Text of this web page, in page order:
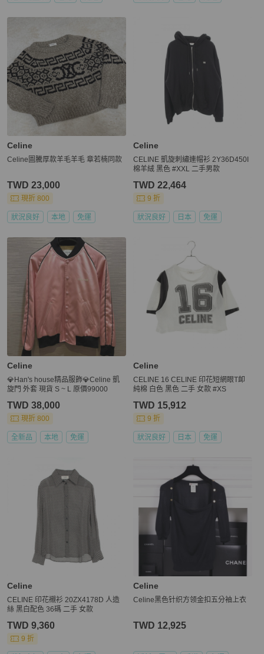
Celine
Celine圖騰厚款羊毛羊毛 章若楠同款
TWD 23,000
現折 800
狀況良好 本地 免運
Celine
CELINE 凱旋刺繡連帽衫 2Y36D450I
棉羊絨 黑色 #XXL 二手男款
TWD 22,464
9 折
狀況良好 日本 免運
Celine
💎Han's house精品服飾💎Celine 凱
旋門 外套 現貨 S ~ L 原價99000
TWD 38,000
現折 800
全新品 本地 免運
Celine
CELINE 16 CELINE 印花短網眼T卹
純棉 白色 黑色 二手 女款 #XS
TWD 15,912
9 折
狀況良好 日本 免運
Celine
CELINE 印花襯衫 20ZX4178D 人造
絲 黑白配色 36碼 二手 女款
TWD 9,360
9 折
Celine
Celine黑色针织方领金扣五分袖上衣
TWD 12,925